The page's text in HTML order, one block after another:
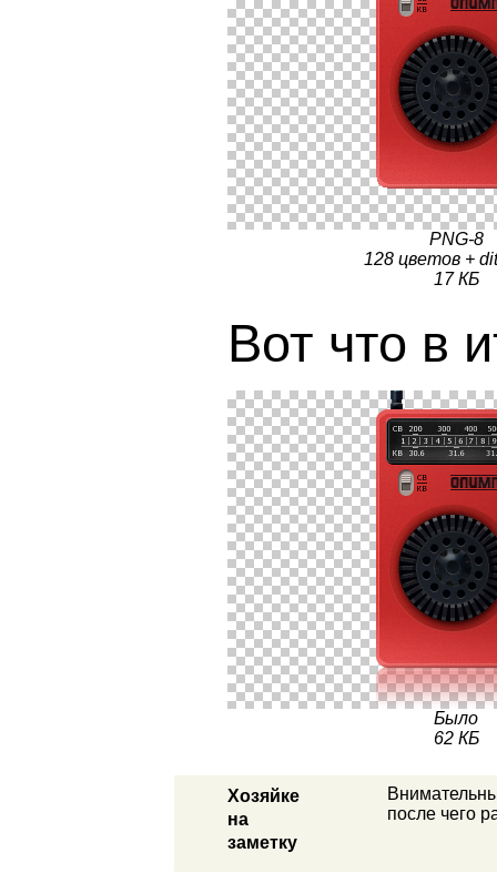
PNG-8
128 цветов +
17 КБ
Вот что в
Было
62 КБ
Хозяйке
на
заметку
после чего